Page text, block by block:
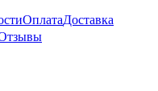
ОплатаДоставка